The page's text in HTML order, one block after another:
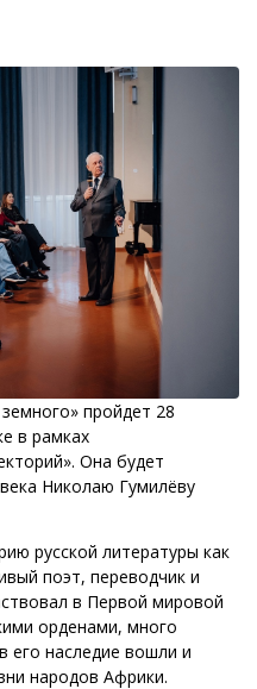
пройдет 28
в рамках
Она будет
Николаю Гумилёву
русской литературы как
поэт, переводчик и
в Первой мировой
орденами, много
его наследие вошли и
народов Африки.